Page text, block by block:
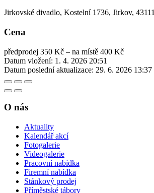
Jirkovské divadlo, Kostelní 1736, Jirkov, 43111
Cena
předprodej 350 Kč – na místě 400 Kč
Datum vložení: 1. 4. 2026 20:51
Datum poslední aktualizace: 29. 6. 2026 13:37
O nás
Aktuality
Kalendář akcí
Fotogalerie
Videogalerie
Pracovní nabídka
Firemní nabídka
Stánkový prodej
Příměstské tábory